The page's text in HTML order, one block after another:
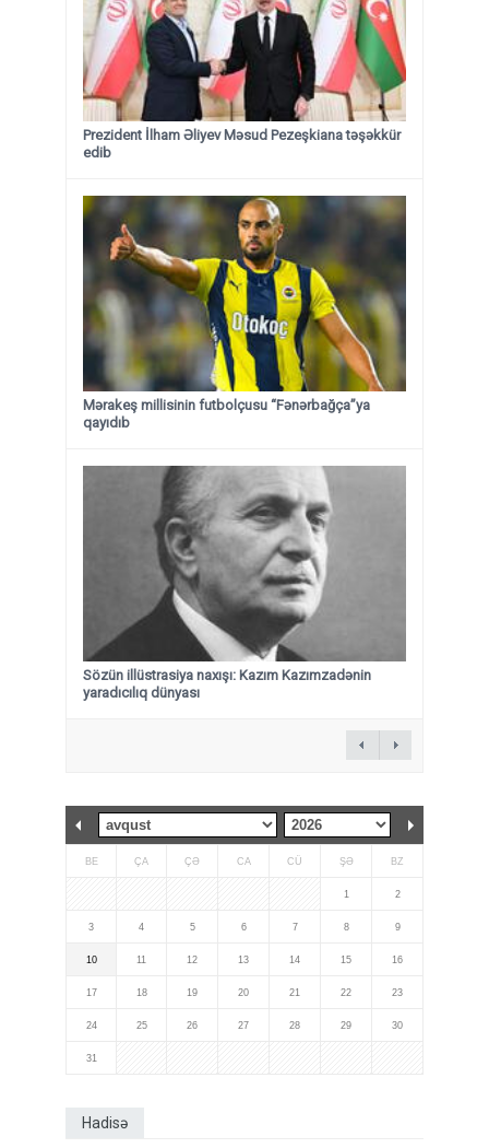
Prezident İlham Əliyev Məsud Pezeşkiana təşəkkür
edib
Mərakeş millisinin futbolçusu “Fənərbağça”ya
qayıdıb
Sözün illüstrasiya naxışı: Kazım Kazımzadənin
yaradıcılıq dünyası
BE ÇA ÇƏ CA CÜ ŞƏ BZ
1 2
3 4 5 6 7 8 9
10 11 12 13 14 15 16
17 18 19 20 21 22 23
24 25 26 27 28 29 30
31
Hadisə